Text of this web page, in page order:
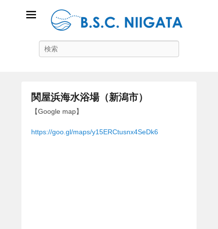
B.S.C Niigata
ビーチスポーツコミュニティ新潟
関屋浜海水浴場（新潟市）
s
【Google map】
https://goo.gl/maps/y15ERCtusnx4SeDk6